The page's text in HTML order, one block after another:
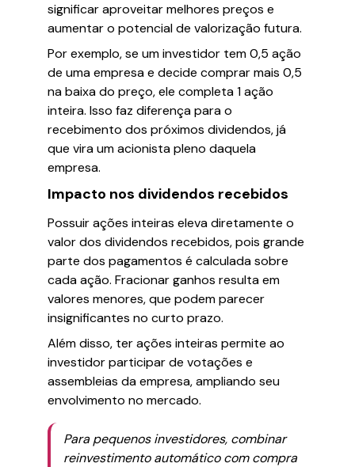
significar aproveitar melhores preços e
aumentar o potencial de valorização futura.
Por exemplo, se um investidor tem 0,5 ação
de uma empresa e decide comprar mais 0,5
na baixa do preço, ele completa 1 ação
inteira. Isso faz diferença para o
recebimento dos próximos dividendos, já
que vira um acionista pleno daquela
empresa.
Impacto nos dividendos recebidos
Possuir ações inteiras eleva diretamente o
valor dos dividendos recebidos, pois grande
parte dos pagamentos é calculada sobre
cada ação. Fracionar ganhos resulta em
valores menores, que podem parecer
insignificantes no curto prazo.
Além disso, ter ações inteiras permite ao
investidor participar de votações e
assembleias da empresa, ampliando seu
envolvimento no mercado.
Para pequenos investidores, combinar
reinvestimento automático com compra